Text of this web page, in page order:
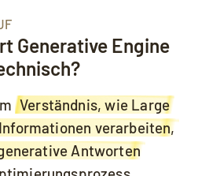
Generative Engine
Verständnis, wie Large
verarbeiten,
Antworten